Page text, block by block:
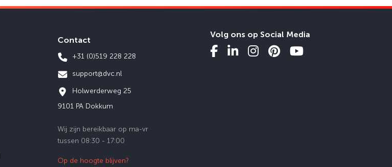
Contact
+31 (0)519 228 228
support@dvc.nl
Holwerderweg 25
9101 PA Dokkum
Wij zijn bereikbaar op ma-vr
tussen 08:30 - 17:00
Op de hoogte blijven?
Volg ons op Social Media